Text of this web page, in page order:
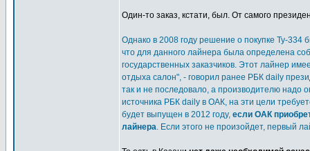
Один-то заказ, кстати, был. От самого
Однако в 2008 году решение о покупке Ту-334
что для данного лайнера была определена
государственных заказчиков. Этот лайнер
отдыха салон", - говорил ранее РБК daily
так и не последовало, а производителю надо
источника РБК daily в ОАК, на эти цели
будет выпущен в 2012 году, если ОАК
лайнера. Если этого не произойдет, первый